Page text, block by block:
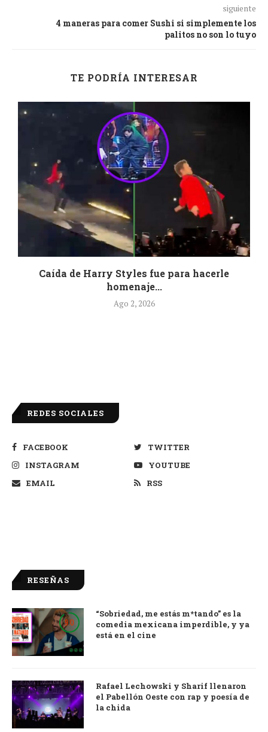
siguiente
4 maneras para comer Sushi si simplemente los
palitos no son lo tuyo
TE PODRÍA INTERESAR
Caída de Harry Styles fue para hacerle
homenaje...
Ago 2, 2026
REDES SOCIALES
FACEBOOK
TWITTER
INSTAGRAM
YOUTUBE
EMAIL
RSS
RESEÑAS
9.0
“Sobriedad, me estás m*tando” es la
comedia mexicana imperdible, y ya
está en el cine
Rafael Lechowski y Sharif llenaron
el Pabellón Oeste con rap y poesía de
la chida